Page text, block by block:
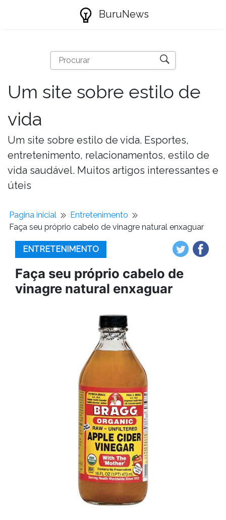
BuruNews
Um site sobre estilo de
vida
Um site sobre estilo de vida. Esportes,
entretenimento, relacionamentos, estilo de
vida saudável. Muitos artigos interessantes e
úteis
Pagina inicial
Entretenimento
Faça seu próprio cabelo de vinagre natural enxaguar
ENTRETENIMENTO
Faça seu próprio cabelo de
vinagre natural enxaguar